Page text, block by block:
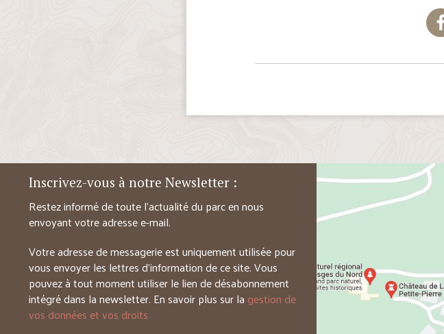
Inscrivez-vous à notre Newsletter :
Restez informé de toute l’actualité du parc en nous
envoyant votre adresse e-mail.
Votre adresse de messagerie est uniquement utilisée pour
vous envoyer les lettres d’information de ce site. Vous
pouvez à tout moment utiliser le lien de désabonnement
intégré dans la newsletter. En savoir plus sur la gestion de
vos données et vos droits